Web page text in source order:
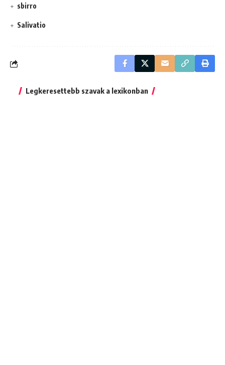
sbirro
Salivatio
Legkeresettebb szavak a lexikonban